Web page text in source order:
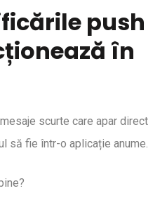
push
în
scurte care apar direct
să fie într-o aplicație anume.